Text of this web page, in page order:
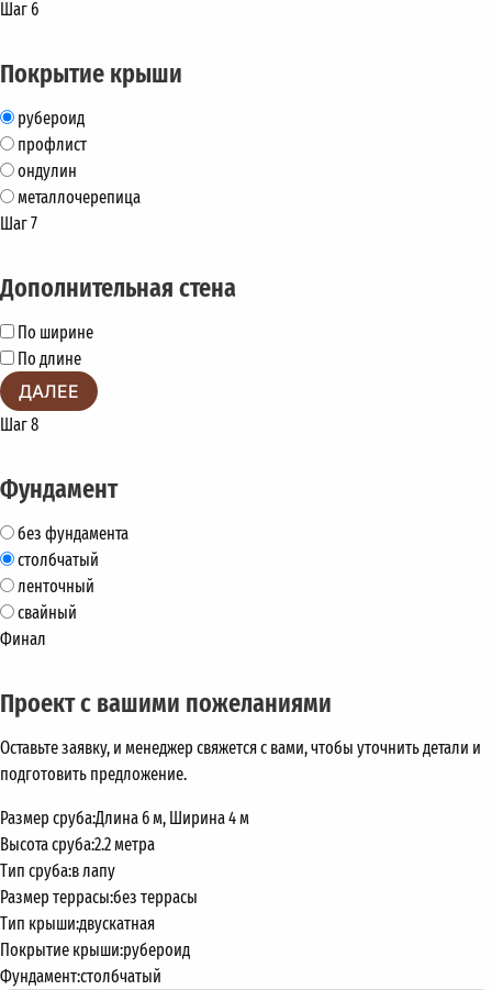
Шаг 6
Покрытие крыши
рубероид
профлист
ондулин
металлочерепица
Шаг 7
Дополнительная стена
По ширине
По длине
ДАЛЕЕ
Шаг 8
Фундамент
без фундамента
столбчатый
ленточный
свайный
Финал
Проект с вашими пожеланиями
Оставьте заявку, и менеджер свяжется с вами, чтобы уточнить детали и
подготовить предложение.
Размер сруба:Длина 6 м, Ширина 4 м
Высота сруба:2.2 метра
Тип сруба:в лапу
Размер террасы:без террасы
Тип крыши:двускатная
Покрытие крыши:рубероид
Фундамент:столбчатый